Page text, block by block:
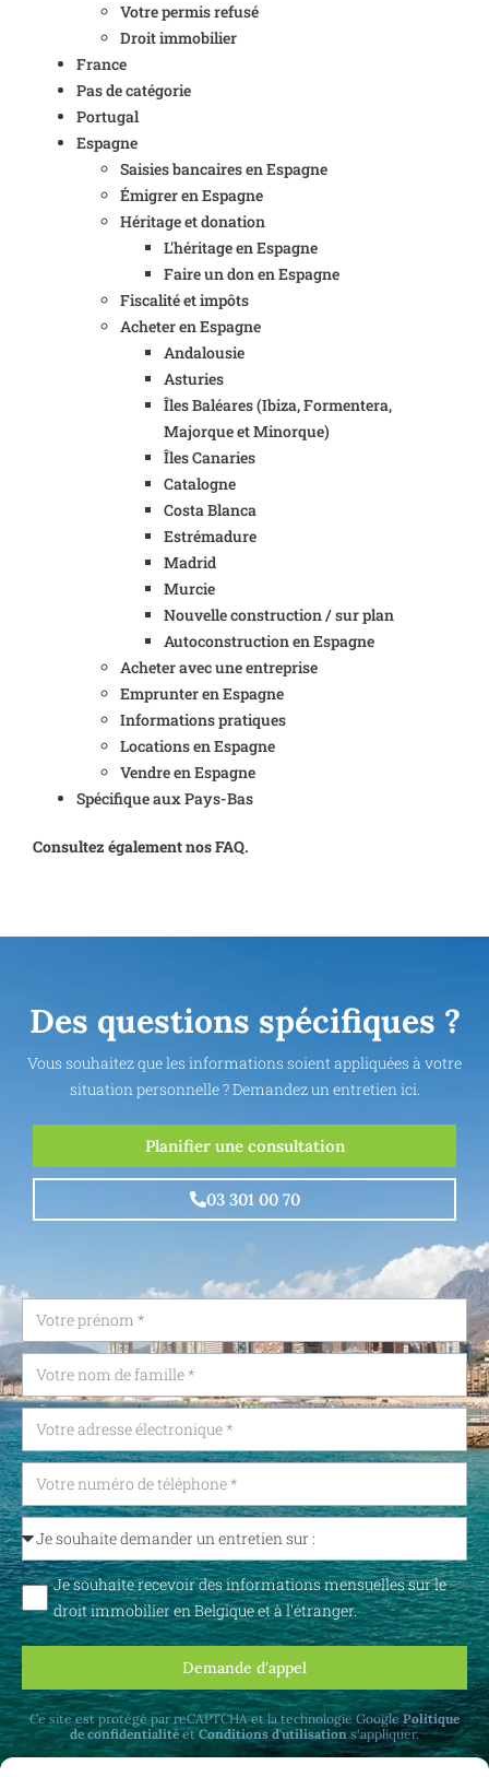
Votre permis refusé
Droit immobilier
France
Pas de catégorie
Portugal
Espagne
Saisies bancaires en Espagne
Émigrer en Espagne
Héritage et donation
L'héritage en Espagne
Faire un don en Espagne
Fiscalité et impôts
Acheter en Espagne
Andalousie
Asturies
Îles Baléares (Ibiza, Formentera,
Majorque et Minorque)
Îles Canaries
Catalogne
Costa Blanca
Estrémadure
Madrid
Murcie
Nouvelle construction / sur plan
Autoconstruction en Espagne
Acheter avec une entreprise
Emprunter en Espagne
Informations pratiques
Locations en Espagne
Vendre en Espagne
Spécifique aux Pays-Bas
Consultez également nos FAQ.
Des questions spécifiques ?
Vous souhaitez que les informations soient appliquées à votre
situation personnelle ? Demandez un entretien ici.
Planifier une consultation
03 301 00 70
Je souhaite recevoir des informations mensuelles sur le
droit immobilier en Belgique et à l'étranger.
Demande d'appel
Ce site est protégé par reCAPTCHA et la technologie GooglePolitique
de confidentialitéetConditions d'utilisation s'appliquer.